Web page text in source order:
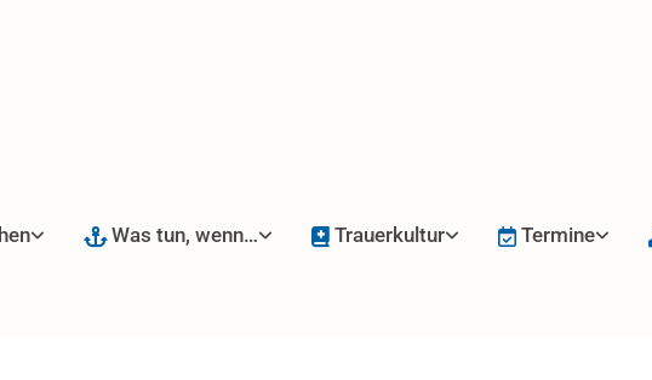
Was tun, wenn… Trauerkultur Termine